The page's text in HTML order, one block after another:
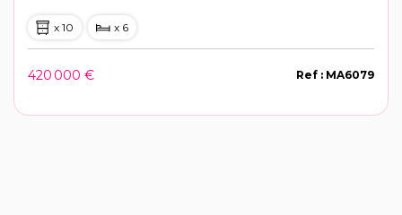
x 10 x 6
420 000 € Ref : MA6079